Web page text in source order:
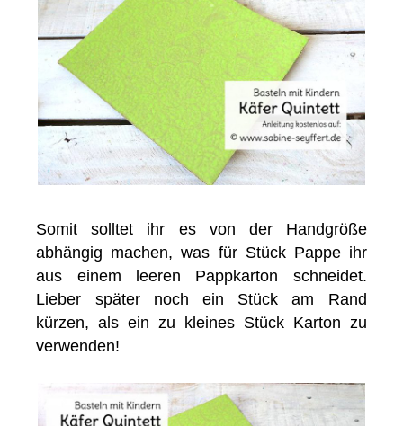
Somit solltet ihr es von der Handgröße
abhängig machen, was für Stück Pappe ihr
aus einem leeren Pappkarton schneidet.
Lieber später noch ein Stück am Rand
kürzen, als ein zu kleines Stück Karton zu
verwenden!